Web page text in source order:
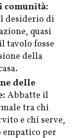
comunità:
desiderio di
quasi
tavolo fosse
della
delle
Abbatte il
tra chi
e chi serve,
empatico per